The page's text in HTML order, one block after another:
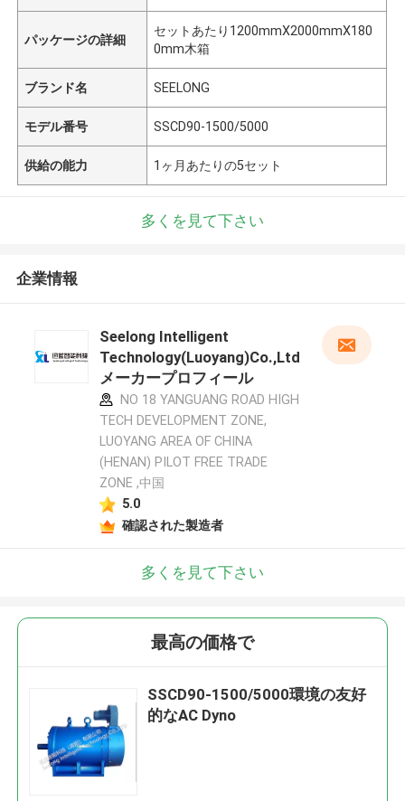
パッケージの詳細
セットあたり1200mmX2000mmX180
0mm木箱
ブランド名 SEELONG
モデル番号 SSCD90-1500/5000
供給の能力 1ヶ月あたりの5セット
多くを見て下さい
企業情報
Seelong Intelligent
Technology(Luoyang)Co.,Ltd
メーカープロフィール
NO 18 YANGUANG ROAD HIGH
TECH DEVELOPMENT ZONE,
LUOYANG AREA OF CHINA
(HENAN) PILOT FREE TRADE
ZONE ,中国
5.0
確認された製造者
多くを見て下さい
最高の価格で
SSCD90-1500/5000環境の友好
的なAC Dyno